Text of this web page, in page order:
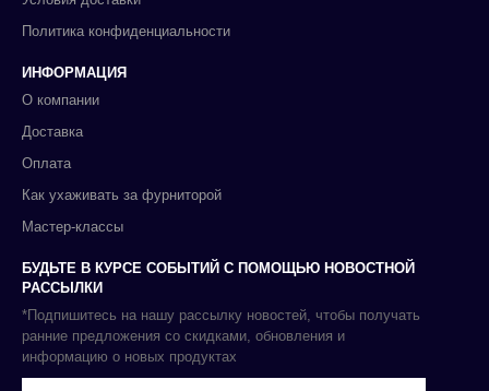
Политика конфиденциальности
ИНФОРМАЦИЯ
О компании
Доставка
Оплата
Как ухаживать за фурниторой
Мастер-классы
БУДЬТЕ В КУРСЕ СОБЫТИЙ С ПОМОЩЬЮ НОВОСТНОЙ
РАССЫЛКИ
*Подпишитесь на нашу рассылку новостей, чтобы получать
ранние предложения со скидками, обновления и
информацию о новых продуктах